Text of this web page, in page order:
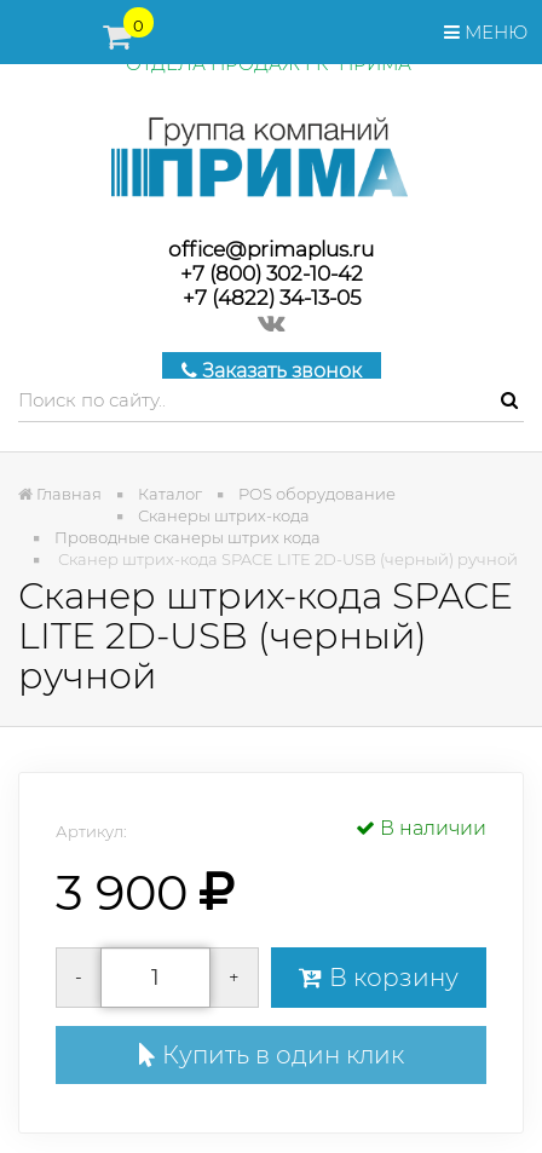
МЕНЮ
0
ПЕРЕД ОФОРМЛЕНИЕМ ЗАКАЗА, СТОИМОСТЬ И СРОКИ
ПОСТАВКИ ТОВАРА УТОЧНЯЙТЕ У МЕНЕДЖЕРОВ
ОТДЕЛА ПРОДАЖ ГК "ПРИМА"
office@primaplus.ru
+7 (800) 302-10-42
+7 (4822) 34-13-05
Заказать звонок
Главная Каталог
POS оборудование
Сканеры штрих-кода
Проводные сканеры штрих кода
Сканер штрих-кода SPACE LITE 2D-USB (черный) ручной
Сканер штрих-кода SPACE
LITE 2D-USB (черный)
ручной
Артикул: В наличии
3 900
- + В корзину
Купить в один клик